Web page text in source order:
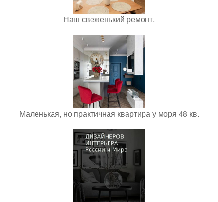
Наш свеженький ремонт.
Маленькая, но практичная квартира у моря 48 кв.